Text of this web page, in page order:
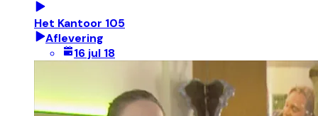
Het Kantoor 105
Aflevering
16 jul 18